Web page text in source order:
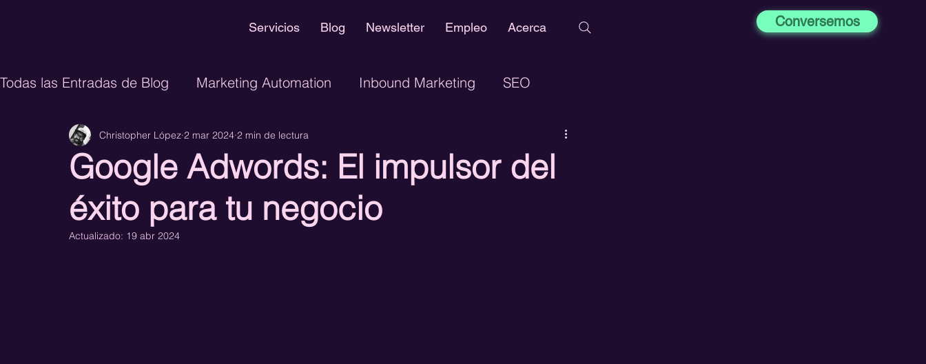
Servicios Blog Newsletter Empleo Acerca Conversemos
Todas las Entradas de Blog Marketing Automation Inbound Marketing SEO
Inteligencia Artificial Ecommerce Diseño Web Google Adwords
Lead Generation CRO Growth Marketing
Google Adwords: El impulsor del
éxito para tu negocio
Christopher López 2 mar 2024 2 min de lectura
Actualizado: 19 abr 2024